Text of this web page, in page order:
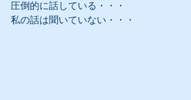
圧倒的に話している・・・
私の話は聞いていない・・・